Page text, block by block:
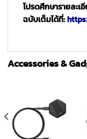
โปรดศึกษารายละเ
ฉบับเต็มได้ที่:
Accessories &